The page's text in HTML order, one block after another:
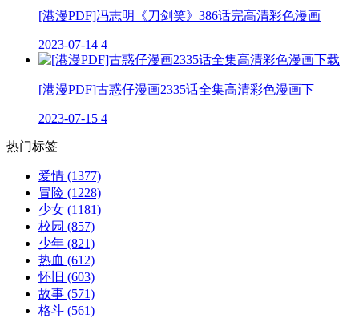
[港漫PDF]冯志明《刀剑笑》386话完高清彩色漫画
2023-07-14 4
[港漫PDF]古惑仔漫画2335话全集高清彩色漫画下
2023-07-15 4
热门标签
爱情 (1377)
冒险 (1228)
少女 (1181)
校园 (857)
少年 (821)
热血 (612)
怀旧 (603)
故事 (571)
格斗 (561)